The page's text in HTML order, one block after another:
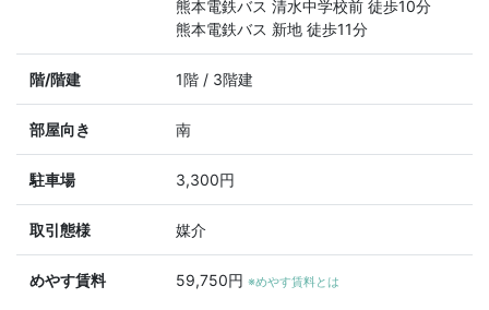
熊本電鉄バス 清水中学校前 徒歩10分
熊本電鉄バス 新地 徒歩11分
階/階建 1階 / 3階建
部屋向き 南
駐車場 3,300円
取引態様 媒介
めやす賃料 59,750円 ※めやす賃料とは